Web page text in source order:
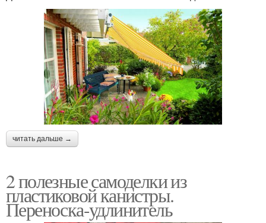
читать дальше →
2 полезные самоделки из
пластиковой канистры.
Переноска-удлинитель